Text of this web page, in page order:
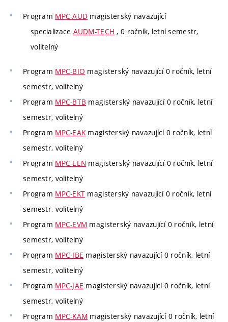
Program MPC-AUD magisterský navazující
specializace AUDM-TECH , 0 ročník, letní semestr,
volitelný
Program MPC-BIO magisterský navazující 0 ročník, letní
semestr, volitelný
Program MPC-BTB magisterský navazující 0 ročník, letní
semestr, volitelný
Program MPC-EAK magisterský navazující 0 ročník, letní
semestr, volitelný
Program MPC-EEN magisterský navazující 0 ročník, letní
semestr, volitelný
Program MPC-EKT magisterský navazující 0 ročník, letní
semestr, volitelný
Program MPC-EVM magisterský navazující 0 ročník, letní
semestr, volitelný
Program MPC-IBE magisterský navazující 0 ročník, letní
semestr, volitelný
Program MPC-JAE magisterský navazující 0 ročník, letní
semestr, volitelný
Program MPC-KAM magisterský navazující 0 ročník, letní